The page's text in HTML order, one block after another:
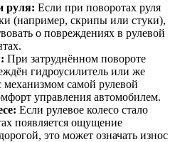
руля: Если при поворотах руля
(например, скрипы или стуки),
о повреждениях в рулевой
При затруднённом повороте
гидроусилитель или же
самой рулевой
управления автомобилем.
Если рулевое колесо стало
появляется ощущение
это может означать износ